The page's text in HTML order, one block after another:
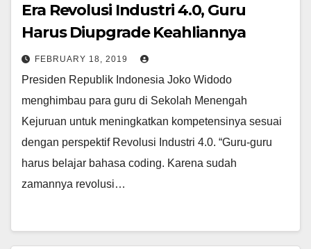
Era Revolusi Industri 4.0, Guru
Harus Diupgrade Keahliannya
FEBRUARY 18, 2019
Presiden Republik Indonesia Joko Widodo
menghimbau para guru di Sekolah Menengah
Kejuruan untuk meningkatkan kompetensinya sesuai
dengan perspektif Revolusi Industri 4.0. “Guru-guru
harus belajar bahasa coding. Karena sudah
zamannya revolusi…